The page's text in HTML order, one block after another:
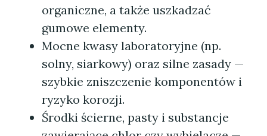
organiczne, a także uszkadzać
gumowe elementy.
Mocne kwasy laboratoryjne (np.
solny, siarkowy) oraz silne zasady —
szybkie zniszczenie komponentów i
ryzyko korozji.
Środki ścierne, pasty i substancje